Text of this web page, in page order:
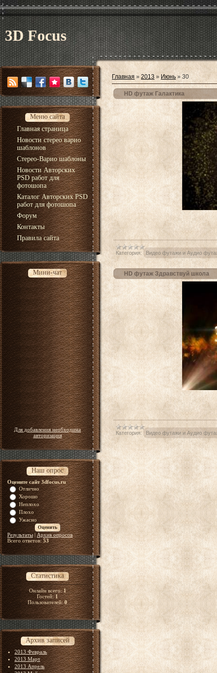
3D Focus
Меню сайта
Главная страница
Новости стерео варио
шаблонов
Стерео-Варио шаблоны
Новости Авторских
PSD работ для
фотошопа
Каталог Авторских PSD
работ для фотошопа
Форум
Контакты
Правила сайта
Мини-чат
Для добавления необходима
авторизация
Наш опрос
Оцените сайт 3dfocus.ru
Отлично
Хорошо
Неплохо
Плохо
Ужасно
Результаты| Архив опросов
Всего ответов:53
Статистика
Онлайн всего:1
Гостей:1
Пользователей:0
Архив записей
2013 Февраль
2013 Март
2013 Апрель
Главная » 2013 » Июнь » 30
HD футаж Галактика
Категория: Видео футажи и Аудио
HD футаж Здравствуй школа
Категория: Видео футажи и Аудио